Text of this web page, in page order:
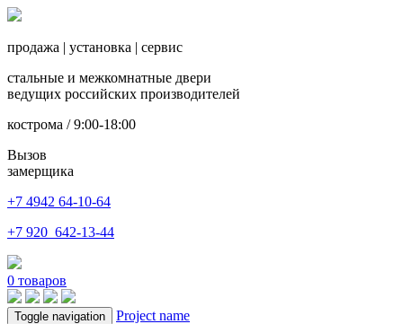
продажа | установка | сервис
стальные и межкомнатные двери
ведущих российских производителей
кострома / 9:00-18:00
Вызов
замерщика
+7 4942 64-10-64
+7 920 642-13-44
0 товаров
Toggle navigation Project name